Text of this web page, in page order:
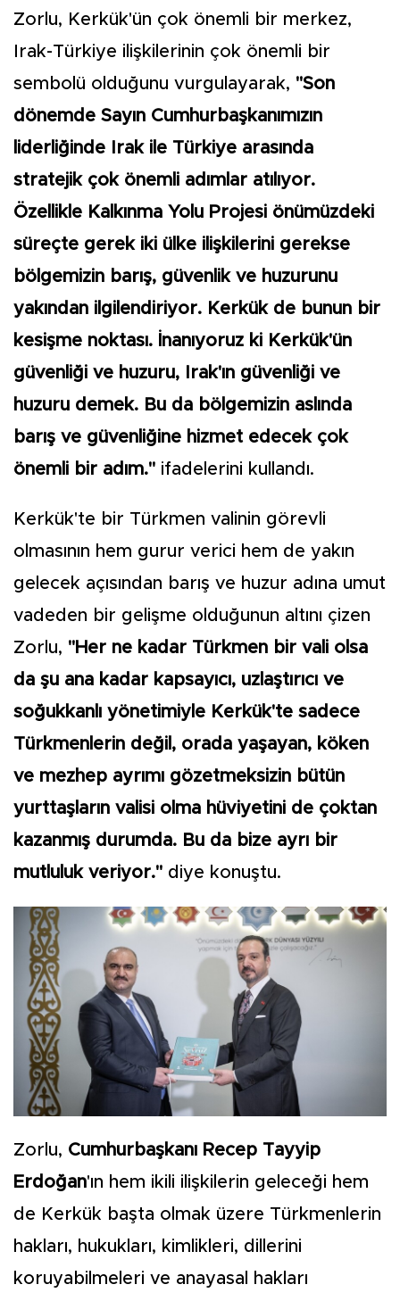
Zorlu, Kerkük'ün çok önemli bir merkez,
Irak-Türkiye ilişkilerinin çok önemli bir
sembolü olduğunu vurgulayarak, "Son
dönemde Sayın Cumhurbaşkanımızın
liderliğinde Irak ile Türkiye arasında
stratejik çok önemli adımlar atılıyor.
Özellikle Kalkınma Yolu Projesi önümüzdeki
süreçte gerek iki ülke ilişkilerini gerekse
bölgemizin barış, güvenlik ve huzurunu
yakından ilgilendiriyor. Kerkük de bunun bir
kesişme noktası. İnanıyoruz ki Kerkük'ün
güvenliği ve huzuru, Irak'ın güvenliği ve
huzuru demek. Bu da bölgemizin aslında
barış ve güvenliğine hizmet edecek çok
önemli bir adım." ifadelerini kullandı.
Kerkük'te bir Türkmen valinin görevli
olmasının hem gurur verici hem de yakın
gelecek açısından barış ve huzur adına umut
vadeden bir gelişme olduğunun altını çizen
Zorlu, "Her ne kadar Türkmen bir vali olsa
da şu ana kadar kapsayıcı, uzlaştırıcı ve
soğukkanlı yönetimiyle Kerkük'te sadece
Türkmenlerin değil, orada yaşayan, köken
ve mezhep ayrımı gözetmeksizin bütün
yurttaşların valisi olma hüviyetini de çoktan
kazanmış durumda. Bu da bize ayrı bir
mutluluk veriyor." diye konuştu.
Zorlu, Cumhurbaşkanı Recep Tayyip
Erdoğan'ın hem ikili ilişkilerin geleceği hem
de Kerkük başta olmak üzere Türkmenlerin
hakları, hukukları, kimlikleri, dillerini
koruyabilmeleri ve anayasal hakları